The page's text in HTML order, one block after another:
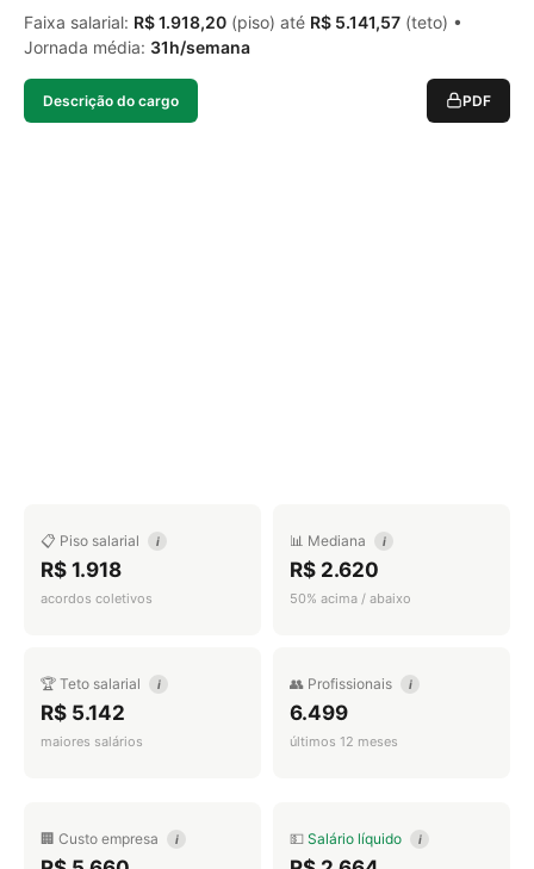
Faixa salarial: R$ 1.918,20 (piso) até R$ 5.141,57 (teto) •
Jornada média: 31h/semana
Descrição do cargo PDF
📋 Piso salarial i
R$ 1.918
acordos coletivos
📊 Mediana i
R$ 2.620
50% acima / abaixo
🏆 Teto salarial i
R$ 5.142
maiores salários
👥 Profissionais i
6.499
últimos 12 meses
🏢 Custo empresa i 💵 Salário líquido i